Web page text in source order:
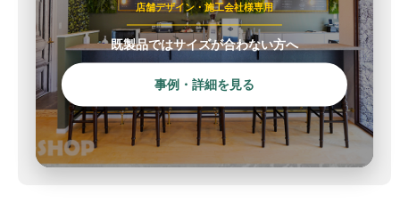
店舗デザイン・施工会社様専用
既製品ではサイズが合わない方へ
事例・詳細を見る